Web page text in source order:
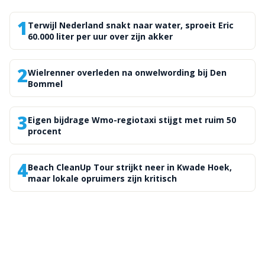
1 Terwijl Nederland snakt naar water, sproeit Eric
60.000 liter per uur over zijn akker
2Wielrenner overleden na onwelwording bij Den
Bommel
3Eigen bijdrage Wmo-regiotaxi stijgt met ruim 50
procent
4Beach CleanUp Tour strijkt neer in Kwade Hoek,
maar lokale opruimers zijn kritisch